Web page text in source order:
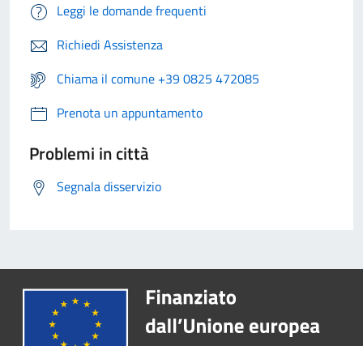
Leggi le domande frequenti
Richiedi Assistenza
Chiama il comune +39 0825 472085
Prenota un appuntamento
Problemi in città
Segnala disservizio